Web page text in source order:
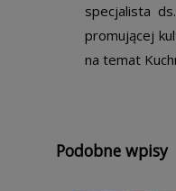
specjalista
promującej
na temat
Podobne wpisy